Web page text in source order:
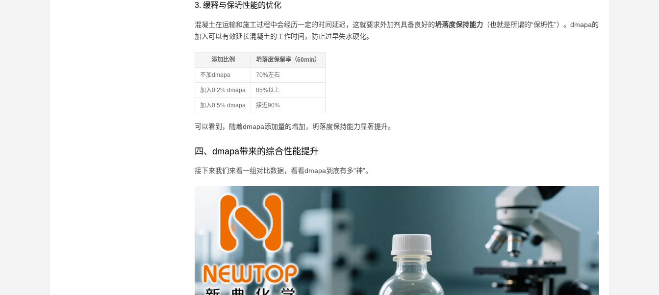
3. 缓释与保坍性能的优化
混凝土在运输和施工过程中会经历一定的时间延迟，这就要求外加剂具备良好的坍落度保持能力 （也就是所谓的“保坍性”）。dmapa的
加入可以有效延长混凝土的工作时间，防止过早失水硬化。
添加比例 坍落度保留率（60min）
不加dmapa 70%左右
加入0.2% dmapa 85%以上
加入0.5% dmapa 接近90%
可以看到，随着dmapa添加量的增加，坍落度保持能力显著提升。
四、dmapa带来的综合性能提升
接下来我们来看一组对比数据，看看dmapa到底有多“神”。